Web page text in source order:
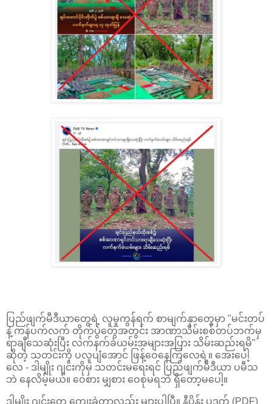
ပြည်ဖျက်မီဒီယာတွေရဲ့ လူမှုကွန်ရက် စာမျက်နှာတွေမှာ "မင်းတပ်
နဲ့ ကန်ပက်လက် တိုက်ပွဲတွေအတွင်း အာဏာသိမ်းစစ်တပ်ဘက်မှ
ရာချီသေဆုံးပြီး လက်နက်ခဲယမ်းအများအပြား သိမ်းဆည်းရမိ"
ဆိုတဲ့ သတင်းကို ပလူပျံအောင် ဖြန့်ဝေနေကြလေရဲ့။ အေးပေါ့
လေ - ဒါမျိုး ဂျင်းကိုမှ သတင်းမရေးရင် ပြည်ဖျက်မီဒီယာ ပမီသ
ဘဲ နေလိမ့်မယ်။ ဝေစား မျှစား ဝေစုမရဘဲ ရှိတော့မပေါ့။
ဒါမျိုး ဂျင်းတွေ ကျွေးခဲ့တာလည်း များပါပြီ။ နီပိန်း ပဒက် (PDF)